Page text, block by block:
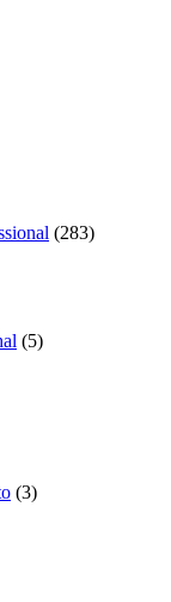
(283)
(5)
(3)